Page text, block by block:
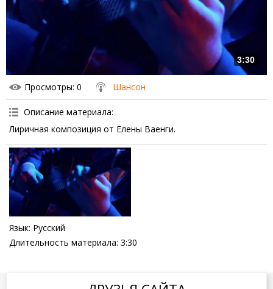
3:30
Просмотры: 0 Шансон
Описание материала:
Лиричная композиция от Елены Ваенги.
Язык: Русский
Длительность материала: 3:30